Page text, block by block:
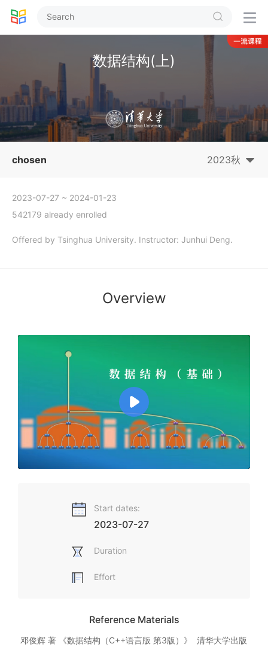
 
数据结构(上)
chosen 2023秋
2023-07-27 ~ 2024-01-23
542179 already enrolled
Offered by Tsinghua University. Instructor: Junhui Deng.
Overview
解并掌握主要的套路与手段。
Start dates:
2023-07-27
Duration
Effort
Reference Materials